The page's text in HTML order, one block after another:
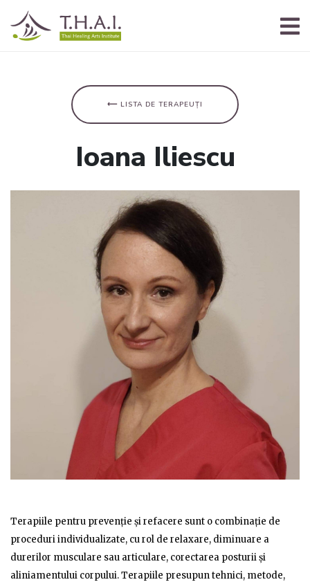
⟵ LISTA DE TERAPEUȚI
Ioana Iliescu
Terapiile pentru prevenție și refacere sunt o combinație de
proceduri individualizate, cu rol de relaxare, diminuare a
durerilor musculare sau articulare, corectarea posturii și
aliniamentului corpului. Terapiile presupun tehnici, metode,